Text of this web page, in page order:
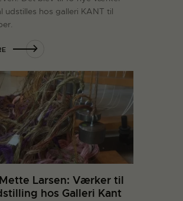
udstilles hos galleri KANT til
Larsen: Værker til
hos Galleri Kant